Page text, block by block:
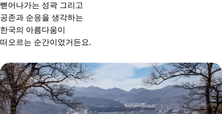
뻗어나가는 성곽 그리고
공존과 순응을 생각하는
한국의 아름다움이
떠오르는 순간이었거든요.